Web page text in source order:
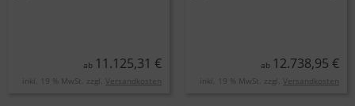
ab 11.125,31 €
inkl. 19 % MwSt. zzgl. Versandkosten
ab 12.738,95 €
inkl. 19 % MwSt. zzgl. Versandkosten